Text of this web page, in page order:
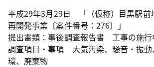
平成29年3月29日 「（仮称）目黒駅前
再開発事業〔案件番号：276〕」
提出書類：事後調査報告書 工事の施行
調査項目・事項 大気汚染、騒音・振動
環、廃棄物